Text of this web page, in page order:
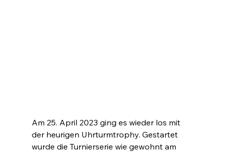
Am 25. April 2023 ging es wieder los mit
der heurigen Uhrturmtrophy. Gestartet
wurde die Turnierserie wie gewohnt am